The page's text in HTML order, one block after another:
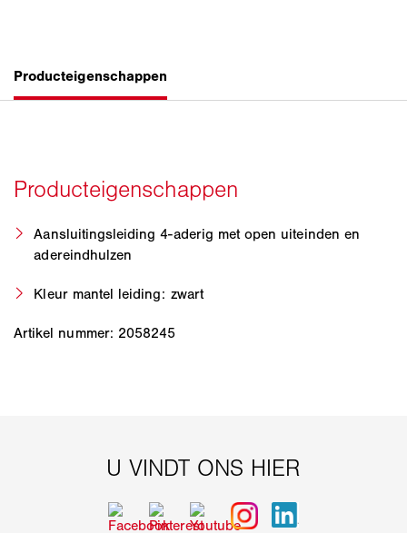
Aansluitingsleiding 4-aderig met open uiteinden en
adereindhulzen
Kleur mantel leiding: zwart
Artikel nummer: 2058245